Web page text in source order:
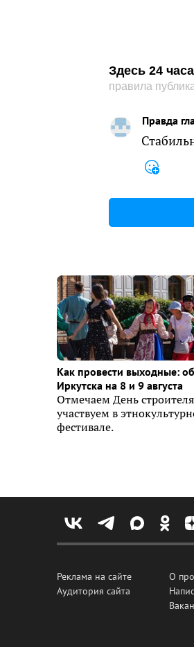
Здесь 24
правила
Правда
Как провести выходные:
Иркутска на 8 и 9 августа
Отмечаем День
участвуем в
фестивале.
Реклама на сайте
Аудитория сайта
О